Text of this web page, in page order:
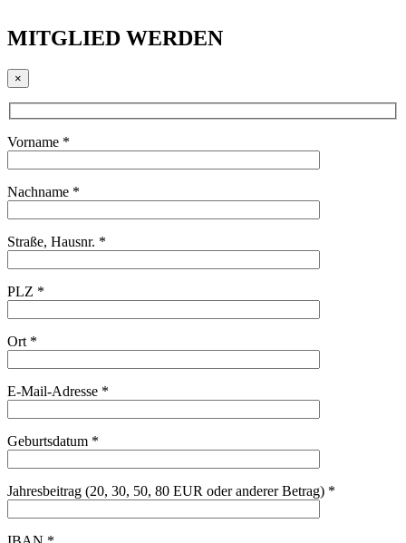
MITGLIED WERDEN
×
Vorname *
Nachname *
Straße, Hausnr. *
PLZ *
Ort *
E-Mail-Adresse *
Geburtsdatum *
Jahresbeitrag (20, 30, 50, 80 EUR oder anderer Betrag) *